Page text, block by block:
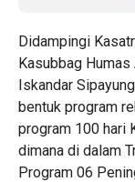
Didampingi
Kasubbag
Iskandar
bentuk program
program 100 hari
dimana di dalam
Program 06